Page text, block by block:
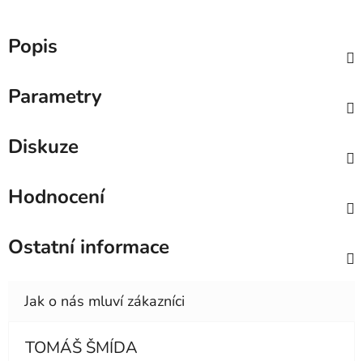
Popis
Parametry
Diskuze
Hodnocení
Ostatní informace
TOMÁŠ ŠMÍDA